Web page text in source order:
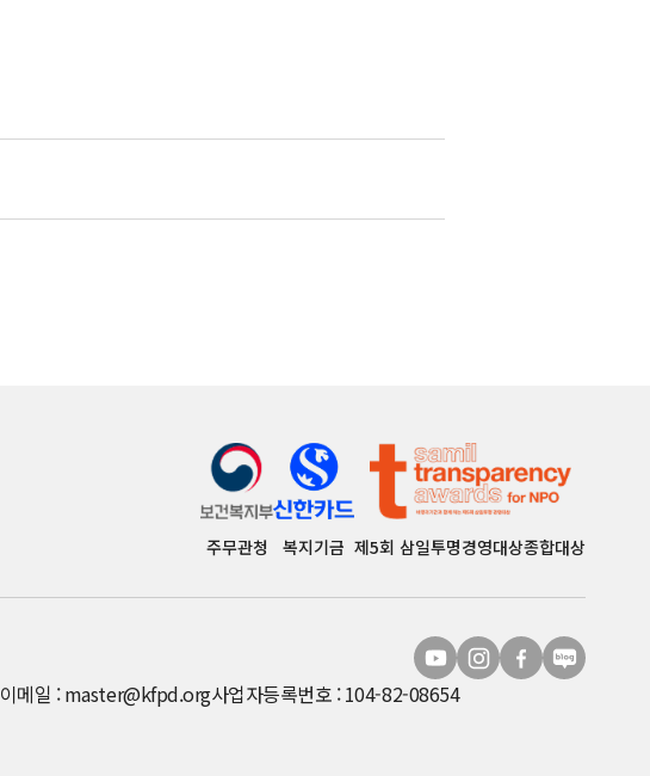
주무관청 복지기금 제5회 삼일투명경영대상종합대상
이메일 : master@kfpd.org사업자등록번호 : 104-82-08654